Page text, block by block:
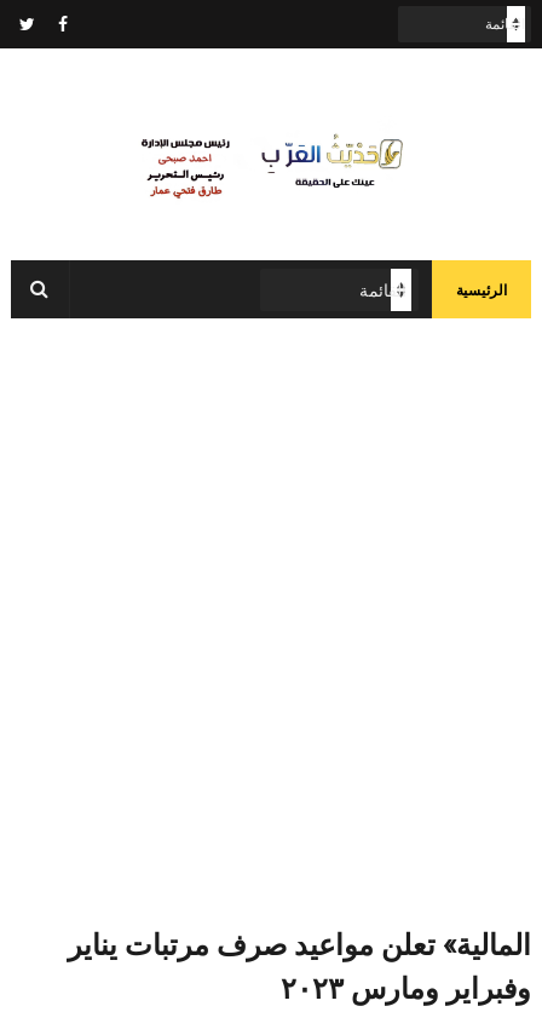
الرئيسية
المالية» تعلن مواعيد صرف مرتبات يناير
وفبراير ومارس ٢٠٢٣